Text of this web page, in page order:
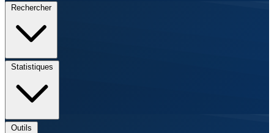
Rechercher
Statistiques
Outils